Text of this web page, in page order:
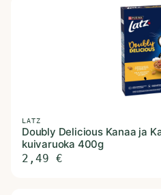
LATZ
Doubly Delicious Kanaa ja
kuivaruoka 400g
2,49 €